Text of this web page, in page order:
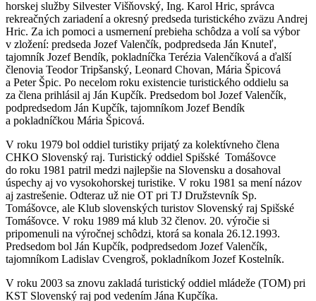
horskej služby Silvester Višňovský, Ing. Karol Hric, správca
rekreačných zariadení a okresný predseda turistického zväzu Andrej
Hric. Za ich pomoci a usmernení prebieha schôdza a volí sa výbor
v zložení: predseda Jozef Valenčík, podpredseda Ján Knuteľ,
tajomník Jozef Bendík, pokladníčka Terézia Valenčíková a ďalší
členovia Teodor Tripšanský, Leonard Chovan, Mária Špicová
a Peter Špic. Po necelom roku existencie turistického oddielu sa
za člena prihlásil aj Ján Kupčík. Predsedom bol Jozef Valenčík,
podpredsedom Ján Kupčík, tajomníkom Jozef Bendík
a pokladníčkou Mária Špicová.
V roku 1979 bol oddiel turistiky prijatý za kolektívneho člena
CHKO Slovenský raj. Turistický oddiel Spišské Tomášovce
do roku 1981 patril medzi najlepšie na Slovensku a dosahoval
úspechy aj vo vysokohorskej turistike. V roku 1981 sa mení názov
aj zastrešenie. Odteraz už nie OT pri TJ Družstevník Sp.
Tomášovce, ale Klub slovenských turistov Slovenský raj Spišské
Tomášovce. V roku 1989 má klub 32 členov. 20. výročie si
pripomenuli na výročnej schôdzi, ktorá sa konala 26.12.1993.
Predsedom bol Ján Kupčík, podpredsedom Jozef Valenčík,
tajomníkom Ladislav Cvengroš, pokladníkom Jozef Kostelník.
V roku 2003 sa znovu zakladá turistický oddiel mládeže (TOM) pri
KST Slovenský raj pod vedením Jána Kupčíka.